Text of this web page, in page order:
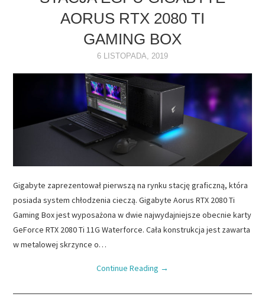
NAPĘDY
OPROGRAMOWANIE
INTERNET
AORUS RTX 2080 TI
GAMING BOX
6 LISTOPADA, 2019
Gigabyte zaprezentował pierwszą na rynku stację graficzną, która
posiada system chłodzenia cieczą. Gigabyte Aorus RTX 2080 Ti
Gaming Box jest wyposażona w dwie najwydajniejsze obecnie karty
GeForce RTX 2080 Ti 11G Waterforce. Cała konstrukcja jest zawarta
w metalowej skrzynce o…
Continue Reading →